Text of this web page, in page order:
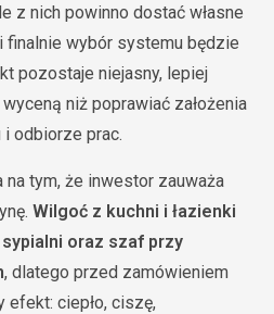
z nich powinno dostać własne
finalnie wybór systemu będzie
pozostaje niejasny, lepiej
niż poprawiać założenia
i odbiorze prac.
na tym, że inwestor zauważa
Wilgoć z kuchni i łazienki
oraz szaf przy
, dlatego przed zamówieniem
ciepło, ciszę,